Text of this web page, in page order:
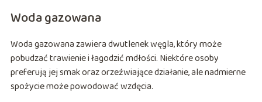
Woda gazowana
Woda gazowana zawiera dwutlenek węgla, który może
pobudzać trawienie i łagodzić mdłości. Niektóre osoby
preferują jej smak oraz orzeźwiające działanie, ale nadmierne
spożycie może powodować wzdęcia.